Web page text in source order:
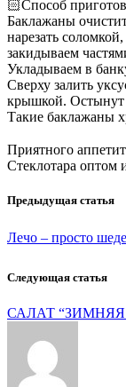
🏻‍Способ
Баклажаны
нарезать
закидываем
Укладываем в
Сверху залить
крышкой. Остынут
Такие баклажаны
Приятного
Стеклотара оптом
Предыдущая статья
Лечо – просто
Следующая статья
САЛАТ “ЗИМНЯЯ